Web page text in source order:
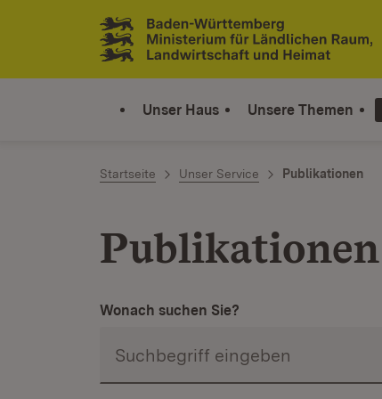
Zum Inhalt springen
Link zur Startseite
Unser Haus Unsere Themen
Startseite Unser Service Publikationen
Publikationen
Wonach suchen Sie?